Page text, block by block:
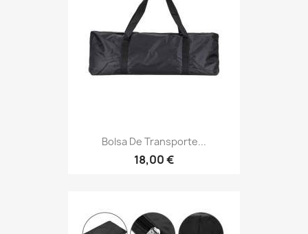
Bolsa De Transporte...
18,00 €